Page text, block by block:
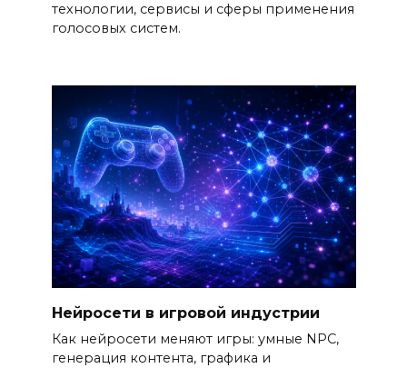
технологии, сервисы и сферы применения
голосовых систем.
Нейросети в игровой индустрии
Как нейросети меняют игры: умные NPC,
генерация контента, графика и